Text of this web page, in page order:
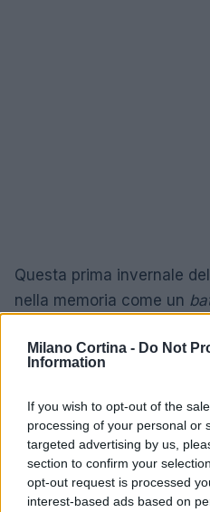
Milano Cortina - Do Not
Information
If you wish to opt-out of the
processing of your personal or
targeted advertising by us,
section to confirm your
opt-out request is processed
interest-based ads based on
Questa prima invernale
nella memoria come un
capacità e dell’intesa tra
Val Bondascae sottolinea
preparazione,attrezzatura
condizioni estreme.